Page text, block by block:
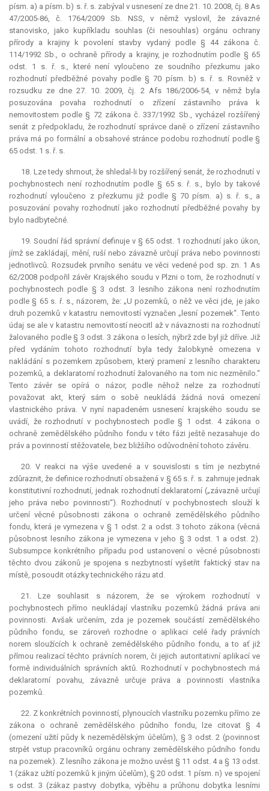
písm. a) a písm. b) s. ř. s. zabýval v usnesení ze dne 21. 10. 2008, čj. 8 As
47/2005-86, č. 1764/2009 Sb. NSS, v němž vyslovil, že závazné
stanovisko, jako kupříkladu souhlas (či nesouhlas) orgánu ochrany
přírody a krajiny k povolení stavby vydaný podle § 44 zákona č.
114/1992 Sb., o ochraně přírody a krajiny, je rozhodnutím podle § 65
odst. 1 s. ř. s., které není vyloučeno ze soudního přezkumu jako
rozhodnutí předběžné povahy podle § 70 písm. b) s. ř. s. Rovněž v
rozsudku ze dne 27. 10. 2009, čj. 2 Afs 186/2006-54, v němž byla
posuzována povaha rozhodnutí o zřízení zástavního práva k
nemovitostem podle § 72 zákona č. 337/1992 Sb., vycházel rozšířený
senát z předpokladu, že rozhodnutí správce daně o zřízení zástavního
práva má po formální a obsahové stránce podobu rozhodnutí podle §
65 odst. 1 s. ř. s.
18. Lze tedy shrnout, že shledal-li by rozšířený senát, že rozhodnutí v
pochybnostech není rozhodnutím podle § 65 s. ř. s., bylo by takové
rozhodnutí vyloučeno z přezkumu již podle § 70 písm. a) s. ř. s., a
posuzování povahy rozhodnutí jako rozhodnutí předběžné povahy by
bylo nadbytečné.
19. Soudní řád správní definuje v § 65 odst. 1 rozhodnutí jako úkon,
jímž se zakládají, mění, ruší nebo závazně určují práva nebo povinnosti
jednotlivců. Rozsudek prvního senátu ve věci vedené pod sp. zn. 1 As
62/2008 podpořil závěr Krajského soudu v Plzni o tom, že rozhodnutí v
pochybnostech podle § 3 odst. 3 lesního zákona není rozhodnutím
podle § 65 s. ř. s., názorem, že: „U pozemků, o něž ve věci jde, je jako
druh pozemků v katastru nemovitostí vyznačen „lesní pozemek“. Tento
údaj se ale v katastru nemovitostí neocitl až v návaznosti na rozhodnutí
žalovaného podle § 3 odst. 3 zákona o lesích, nýbrž zde byl již dříve. Již
před vydáním tohoto rozhodnutí byla tedy žalobkyně omezena v
nakládání s pozemkem způsobem, který pramení z lesního charakteru
pozemků, a deklaratornírozhodnutí žalovaného na tom nic nezměnilo.“
Tento závěr se opírá o názor, podle něhož nelze za rozhodnutí
považovat akt, který sám o sobě neukládá žádná nová omezení
vlastnického práva. V nyní napadeném usnesení krajského soudu se
uvádí, že rozhodnutí v pochybnostech podle § 1 odst. 4 zákona o
ochraně zemědělského půdního fondu v této fázi ještě nezasahuje do
práv a povinností stěžovatele, bez bližšího odůvodnění tohoto závěru.
20. V reakci na výše uvedené a v souvislosti s tím je nezbytné
zdůraznit, že definice rozhodnutí obsažená v § 65 s. ř. s. zahrnuje jednak
konstitutivní rozhodnutí, jednak rozhodnutí deklaratorní („závazně určují
jeho práva nebo povinnosti“). Rozhodnutí v pochybnostech slouží k
určení věcné působnosti zákona o ochraně zemědělského půdního
fondu, která je vymezena v § 1 odst. 2 a odst. 3 tohoto zákona (věcná
působnost lesního zákona je vymezena v jeho § 3 odst. 1 a odst. 2).
Subsumpce konkrétního případu pod ustanovení o věcné působnosti
těchto dvou zákonů je spojena s nezbytností vyšetřit faktický stav na
místě, posoudit otázky technického rázu atd.
21. Lze souhlasit s názorem, že se výrokem rozhodnutí v
pochybnostech přímo neukládají vlastníku pozemků žádná práva ani
povinnosti. Avšak určením, zda je pozemek součástí zemědělského
půdního fondu, se zároveň rozhodne o aplikaci celé řady právních
norem sloužících k ochraně zemědělského půdního fondu, a to ať již
přímou realizací těchto právních norem, či jejich autoritativní aplikací ve
formě individuálních správních aktů. Rozhodnutí v pochybnostech má
deklaratorní povahu, závazně určuje práva a povinnosti vlastníka
pozemků.
22. Z konkrétních povinností, plynoucích vlastníku pozemku přímo ze
zákona o ochraně zemědělského půdního fondu, lze citovat § 4
(omezení užití půdy k nezemědělským účelům), § 3 odst. 2 (povinnost
strpět vstup pracovníků orgánu ochrany zemědělského půdního fondu
na pozemek). Z lesního zákona je možno uvést § 11 odst. 4 a § 13 odst.
1 (zákaz užití pozemků k jiným účelům), § 20 odst. 1 písm. n) ve spojení
s odst. 3 (zákaz pastvy dobytka, výběhu a průhonu dobytka lesními